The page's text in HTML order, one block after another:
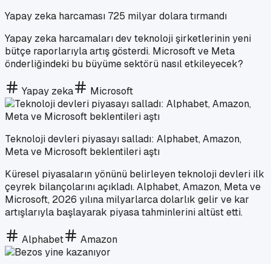
Yapay zeka harcaması 725 milyar dolara tırmandı
Yapay zeka harcamaları dev teknoloji şirketlerinin yeni
bütçe raporlarıyla artış gösterdi. Microsoft ve Meta
önderliğindeki bu büyüme sektörü nasıl etkileyecek?
Yapay zeka Microsoft
Teknoloji devleri piyasayı salladı: Alphabet, Amazon,
Meta ve Microsoft beklentileri aştı
Küresel piyasaların yönünü belirleyen teknoloji devleri ilk
çeyrek bilançolarını açıkladı. Alphabet, Amazon, Meta ve
Microsoft, 2026 yılına milyarlarca dolarlık gelir ve kar
artışlarıyla başlayarak piyasa tahminlerini altüst etti.
Alphabet Amazon